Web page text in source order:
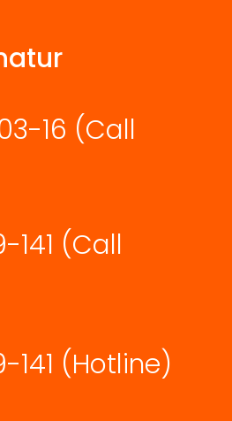
16 (Call
141 (Call
(Hotline)